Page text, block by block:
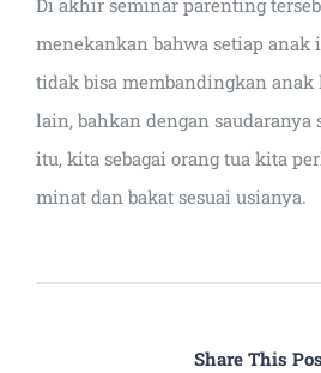
Di akhir seminar parenting
menekankan bahwa setiap
tidak bisa membandingkan anak
lain, bahkan dengan saudaranya
itu, kita sebagai orang tua kita
minat dan bakat sesuai usianya.
Share This